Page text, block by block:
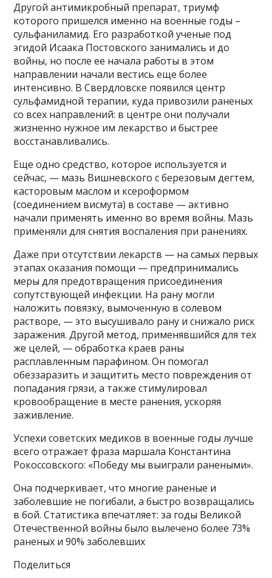
Другой антимикробный препарат, триумф
которого пришелся именно на военные годы –
сульфаниламид. Его разработкой ученые под
эгидой Исаака Постовского занимались и до
войны, но после ее начала работы в этом
направлении начали вестись еще более
интенсивно. В Свердловске появился центр
сульфамидной терапии, куда привозили раненых
со всех направлений: в центре они получали
жизненно нужное им лекарство и быстрее
восстанавливались.
Еще одно средство, которое используется и
сейчас, — мазь Вишневского с березовым дегтем,
касторовым маслом и ксероформом
(соединением висмута) в составе — активно
начали применять именно во время войны. Мазь
применяли для снятия воспаления при ранениях.
Даже при отсутствии лекарств — на самых первых
этапах оказания помощи — предпринимались
меры для предотвращения присоединения
сопутствующей инфекции. На рану могли
наложить повязку, вымоченную в солевом
растворе, — это высушивало рану и снижало риск
заражения. Другой метод, применявшийся для тех
же целей, — обработка краев раны
расплавленным парафином. Он помогал
обеззаразить и защитить место повреждения от
попадания грязи, а также стимулировал
кровообращение в месте ранения, ускоряя
заживление.
Успехи советских медиков в военные годы лучше
всего отражает фраза маршала Константина
Рокоссовского: «Победу мы выиграли ранеными».
Она подчеркивает, что многие раненые и
заболевшие не погибали, а быстро возвращались
в бой. Статистика впечатляет: за годы Великой
Отечественной войны было вылечено более 73%
раненых и 90% заболевших
Поделиться